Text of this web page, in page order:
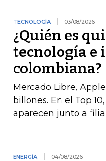
TECNOLOGÍA 03/08/2026
¿Quién es
tecnología e
colombiana?
Mercado Libre,
billones. En el Top
aparecen junto a
ENERGÍA 04/08/2026